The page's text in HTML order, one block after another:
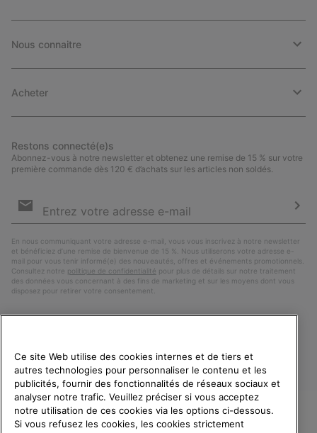
Nous connaitre
Acheter
Restons connecté(e)s
Abonnez-vous à notre newsletter et obtenez une remise de 15 % sur votre
première commande dès 120 € d’achats sur les articles non soldés.
par
En nous communiquant votre adresse e-mail, vous vous inscrivez à notre newsletter
et bénéficiez d’une remise de bienvenue de 15 %. Nous utiliserons votre adresse e-
mail pour vous tenir informé(e) des nouveautés, offres et événements promotionnels.
Consultez notre politique de confidentialité pour plus de détails sur notre traitement
des données vous concernant à des fins de marketing et sur les moyens dont vous
disposez pour retirer votre consentement.
France
Ce site Web utilise des cookies internes et de tiers et
autres technologies pour personnaliser le contenu et les
publicités, fournir des fonctionnalités de réseaux sociaux et
analyser notre trafic. Veuillez préciser si vous acceptez
notre utilisation de ces cookies via les options ci-dessous.
Si vous refusez les cookies, les cookies strictement